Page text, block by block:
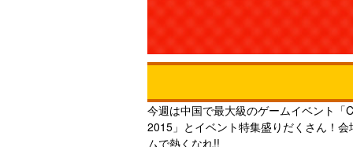
今週は中国で最大級のゲームイベント
2015」とイベント特集盛りだくさん！
ムで熱くなれ!!